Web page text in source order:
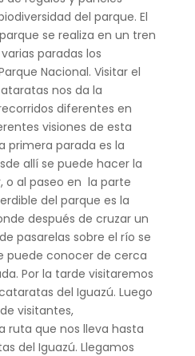
del parque. El
se realiza en un tren
paradas los
Nacional. Visitar el
nos da la
diferentes en
visiones de esta
primera parada es la
allí se puede hacer la
o al paseo en la parte
del parque es la
después de cruzar un
pasarelas sobre el río se
puede conocer de cerca
Por la tarde visitaremos
del Iguazú. Luego
visitantes,
ruta que nos lleva hasta
del Iguazú. Llegamos